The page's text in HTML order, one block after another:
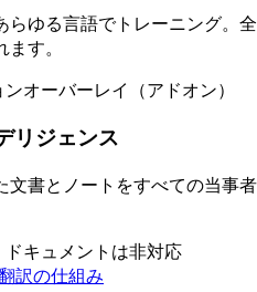
らゆる言語でトレーニング。全
す。
オーバーレイ（アドオン）
リジェンス
文書とノートをすべての当事者
キュメントは非対応
訳の仕組み